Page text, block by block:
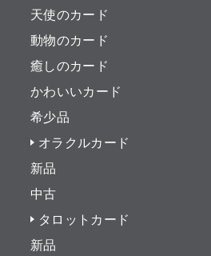
天使のカード
動物のカード
癒しのカード
かわいいカード
希少品
オラクルカード
新品
中古
タロットカード
新品